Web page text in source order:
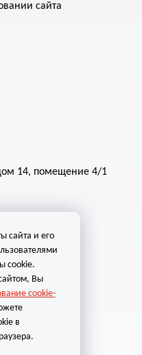
сайта
14, помещение 4/1
сайта и его
cookie.
Вы
cookie-
в